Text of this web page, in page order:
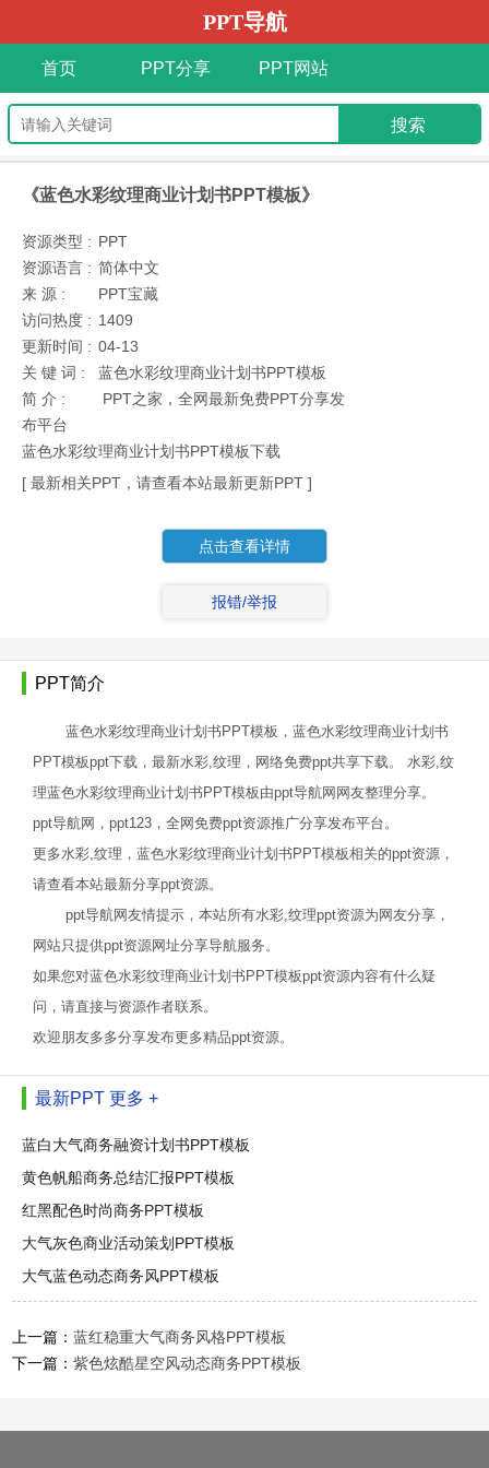
PPT导航
首页 PPT分享 PPT网站
《蓝色水彩纹理商业计划书PPT模板》
资源类型 : PPT
资源语言 : 简体中文
来 源 :
PPT宝藏
访问热度 : 1409
更新时间 : 04-13
关 键 词 :
蓝色水彩纹理商业计划书PPT模板
简 介 :
PPT之家，全网最新免费PPT分享发
布平台
蓝色水彩纹理商业计划书PPT模板下载
[ 最新相关PPT，请查看本站最新更新PPT ]
点击查看详情
报错/举报
PPT简介
蓝色水彩纹理商业计划书PPT模板，蓝色水彩纹理商业计划书
PPT模板ppt下载，最新水彩,纹理，网络免费ppt共享下载。 水彩,纹
理蓝色水彩纹理商业计划书PPT模板由ppt导航网网友整理分享。
ppt导航网，ppt123，全网免费ppt资源推广分享发布平台。
更多水彩,纹理，蓝色水彩纹理商业计划书PPT模板相关的ppt资源，
请查看本站最新分享ppt资源。
ppt导航网友情提示，本站所有水彩,纹理ppt资源为网友分享，
网站只提供ppt资源网址分享导航服务。
如果您对蓝色水彩纹理商业计划书PPT模板ppt资源内容有什么疑
问，请直接与资源作者联系。
欢迎朋友多多分享发布更多精品ppt资源。
最新PPT 更多 +
蓝白大气商务融资计划书PPT模板
黄色帆船商务总结汇报PPT模板
红黑配色时尚商务PPT模板
大气灰色商业活动策划PPT模板
大气蓝色动态商务风PPT模板
上一篇：蓝红稳重大气商务风格PPT模板
下一篇：紫色炫酷星空风动态商务PPT模板